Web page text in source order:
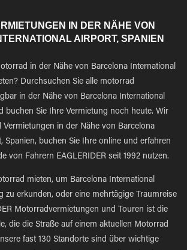
IN DER NÄHE VON
AIRPORT, SPANIEN
in der Nähe von Barcelona International
Durchsuchen Sie alle motorrad
in der Nähe von Barcelona International
buchen Sie Ihre Vermietung noch heute. Wir
in der Nähe von Barcelona
Spanien, buchen Sie Ihre online und erfahren
von Fahrern EAGLERIDER seit 1992 nutzen.
mieten, um Barcelona International
zu erkunden, oder eine mehrtägige Traumreise
Motorradvermietungen und Touren ist die
die die Straße auf einem aktuellen Motorrad
fast 130 Standorte sind über wichtige